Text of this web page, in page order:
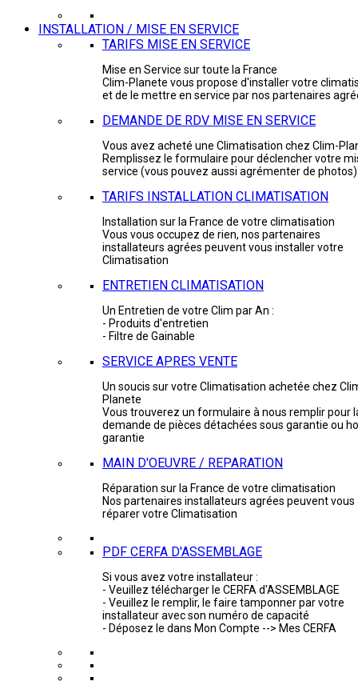
INSTALLATION / MISE EN SERVICE
TARIFS MISE EN SERVICE
Mise en Service sur toute la France
Clim-Planete vous propose d'installer votre
et de le mettre en service par nos partenaires
DEMANDE DE RDV MISE EN SERVICE
Vous avez acheté une Climatisation chez Clim-
Remplissez le formulaire pour déclencher votre
service (vous pouvez aussi agrémenter de photos)
TARIFS INSTALLATION CLIMATISATION
Installation sur la France de votre climatisation
Vous vous occupez de rien, nos partenaires
installateurs agrées peuvent vous installer votre
Climatisation
ENTRETIEN CLIMATISATION
Un Entretien de votre Clim par An :
- Produits d'entretien
- Filtre de Gainable
SERVICE APRES VENTE
Un soucis sur votre Climatisation achetée chez
Planete
Vous trouverez un formulaire à nous remplir pour
demande de pièces détachées sous garantie ou
garantie
MAIN D'OEUVRE / REPARATION
Réparation sur la France de votre climatisation
Nos partenaires installateurs agrées peuvent vous
réparer votre Climatisation
PDF CERFA D'ASSEMBLAGE
Si vous avez votre installateur :
- Veuillez télécharger le CERFA d'ASSEMBLAGE
- Veuillez le remplir, le faire tamponner par votre
installateur avec son numéro de capacité
- Déposez le dans Mon Compte --> Mes CERFA